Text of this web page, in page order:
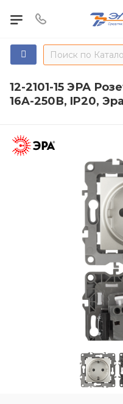
12-2101-15 ЭРА
16A-250В, IP20,